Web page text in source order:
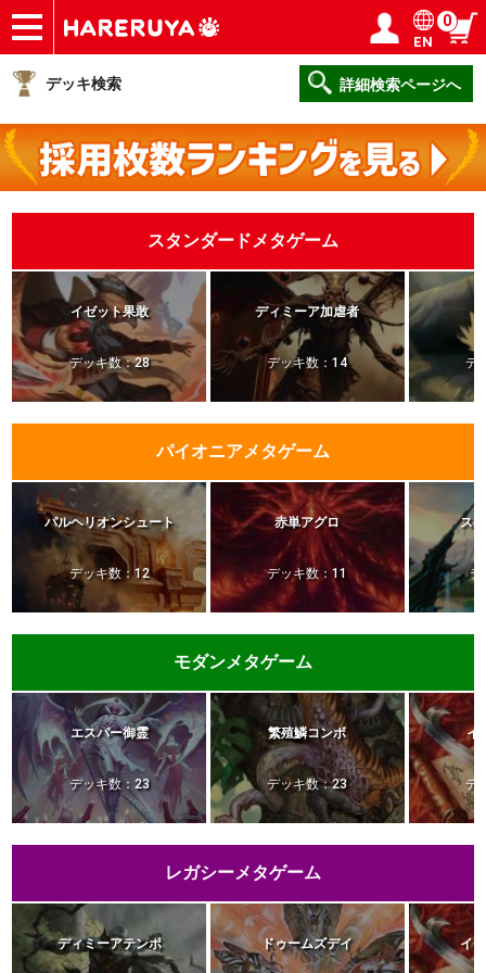
ショップ
買取
記事
デッキ検索
デッキ構築
選手一覧
店舗一覧
イベント
ヘルプ
お問い合わせ ログイン／会員登録
EN
0
デッキ検索 詳細検索ページへ
スタンダードメタゲーム
イゼット果敢
デッキ数：28
ディミーア加虐者
デッキ数：14 デ
パイオニアメタゲーム
パルヘリオンシュート
デッキ数：12
赤単アグロ
デッキ数：11
ス
デ
モダンメタゲーム
エスパー御霊
デッキ数：23
繁殖鱗コンボ
デッキ数：23
イ
デ
レガシーメタゲーム
ディミーアテンポ ドゥームズデイ イ